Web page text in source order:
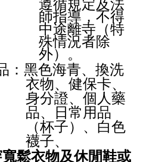
遵循規定及法
師指導，不得
中途離寺（特
殊情況者除
外）。
：黑色海青、換洗
衣物、健保卡、
身分證、個人藥
品、日常用品
（杯子）、白色
襪子、
鬆衣物及休閒鞋或